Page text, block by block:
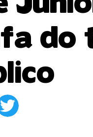
do